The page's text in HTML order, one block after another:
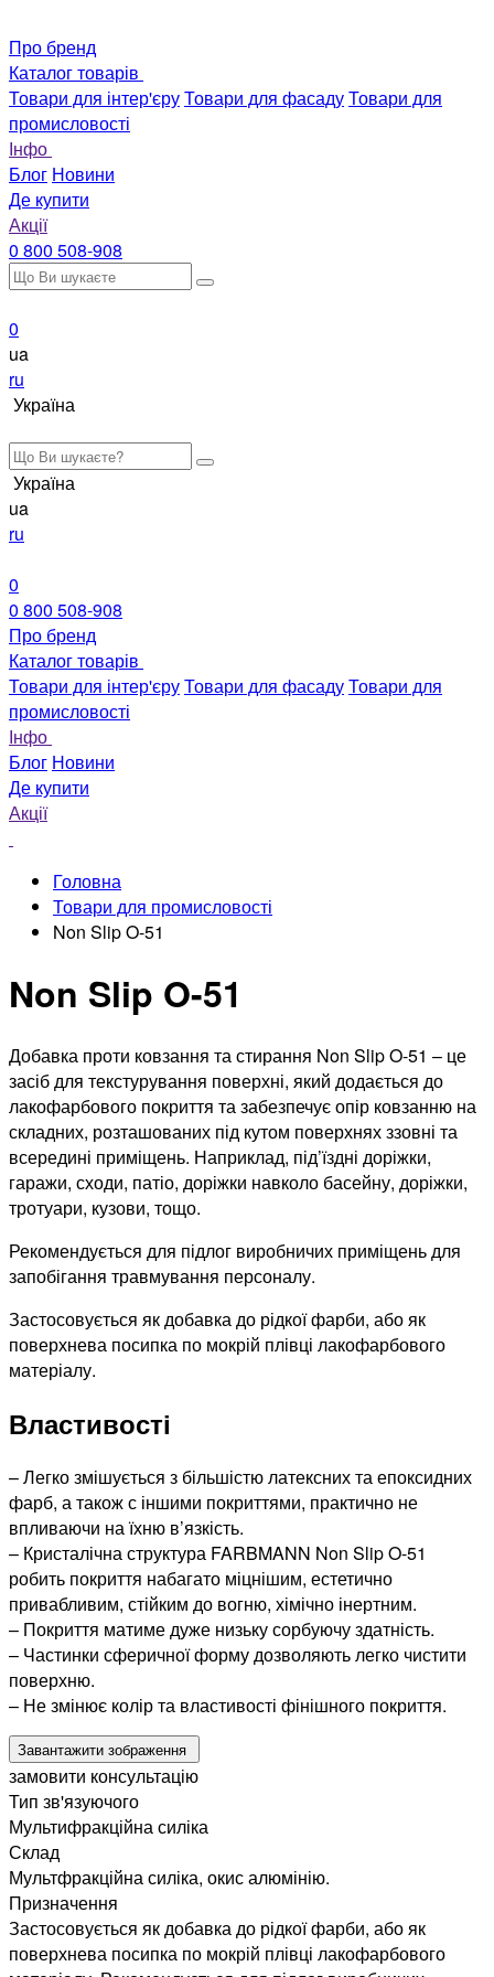
Про бренд
Каталог товарів
Товари для інтер'єруТовари для фасадуТовари для
промисловості
Інфо
Блог Новини
Де купити
Акції
0 800 508-908
0
ua
ru
Україна
Україна
ua
ru
0
0 800 508-908
Про бренд
Каталог товарів
Товари для інтер'єруТовари для фасадуТовари для
промисловості
Інфо
Блог Новини
Де купити
Акції
Головна
Товари для промисловості
Non Slip O-51
Non Slip O-51
Добавка проти ковзання та стирання Non Slip O-51 – це
засіб для текстурування поверхні, який додається до
лакофарбового покриття та забезпечує опір ковзанню на
складних, розташованих під кутом поверхнях ззовні та
всередині приміщень. Наприклад, під’їздні доріжки,
гаражи, сходи, патіо, доріжки навколо басейну, доріжки,
тротуари, кузови, тощо.
Рекомендується для підлог виробничих приміщень для
запобігання травмування персоналу.
Застосовується як добавка до рідкої фарби, або як
поверхнева посипка по мокрій плівці лакофарбового
матеріалу.
Властивості
– Легко змішується з більшістю латексних та епоксидних
фарб, а також с іншими покриттями, практично не
впливаючи на їхню в’язкість.
– Кристалічна структура FARBMANN Non Slip O-51
робить покриття набагато міцнішим, естетично
привабливим, стійким до вогню, хімічно інертним.
– Покриття матиме дуже низьку сорбуючу здатність.
– Частинки сферичної форму дозволяють легко чистити
поверхню.
– Не змінює колір та властивості фінішного покриття.
Завантажити зображення
замовити консультацію
Тип зв'язуючого
Мультифракційна силіка
Склад
Мультфракційна силіка, окис алюмінію.
Призначення
Застосовується як добавка до рідкої фарби, або як
поверхнева посипка по мокрій плівці лакофарбового